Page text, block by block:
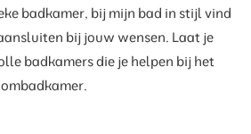
badkamer, bij mijn bad in stijl vind
bij jouw wensen. Laat je
badkamers die je helpen bij het